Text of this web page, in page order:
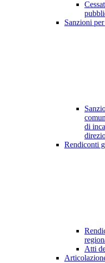
Sanzioni
di
Rendiconti
Atti